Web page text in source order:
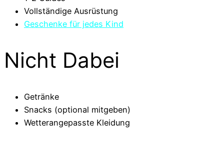
Vollständige Ausrüstung
Geschenke für jedes Kind
Nicht Dabei
Getränke
Snacks (optional mitgeben)
Wetterangepasste Kleidung